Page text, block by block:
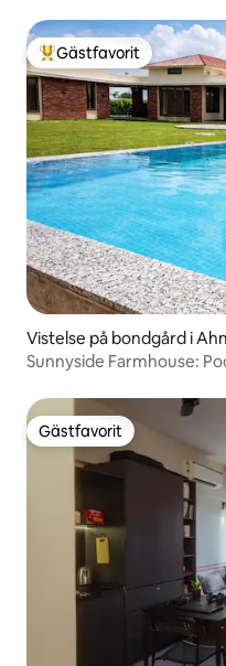
Populär gästfavorit
Gästfavorit
Vistelse på bondgård i
Sunnyside Farmhouse:
Gästfavorit
Gästfavorit